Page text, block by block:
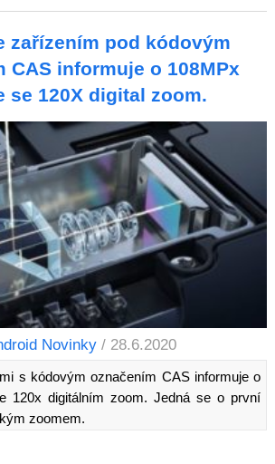
zařízením pod kódovým
CAS informuje o 108MPx
se 120X digital zoom.
Novinky / 28.6.2020
s kódovým označením CAS informuje o
120x digitálním zoom. Jedná se o první
zoomem.